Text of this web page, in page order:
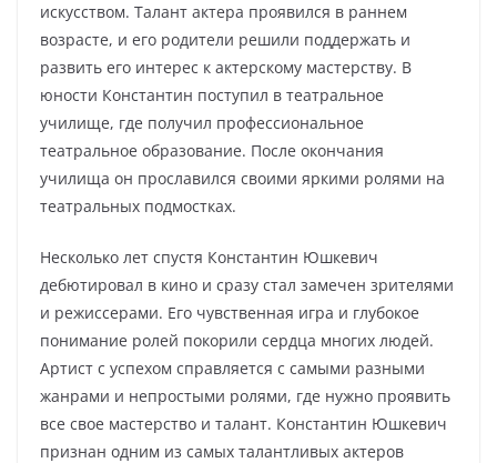
искусством. Талант актера проявился в раннем
возрасте, и его родители решили поддержать и
развить его интерес к актерскому мастерству. В
юности Константин поступил в театральное
училище, где получил профессиональное
театральное образование. После окончания
училища он прославился своими яркими ролями на
театральных подмостках.
Несколько лет спустя Константин Юшкевич
дебютировал в кино и сразу стал замечен зрителями
и режиссерами. Его чувственная игра и глубокое
понимание ролей покорили сердца многих людей.
Артист с успехом справляется с самыми разными
жанрами и непростыми ролями, где нужно проявить
все свое мастерство и талант. Константин Юшкевич
признан одним из самых талантливых актеров